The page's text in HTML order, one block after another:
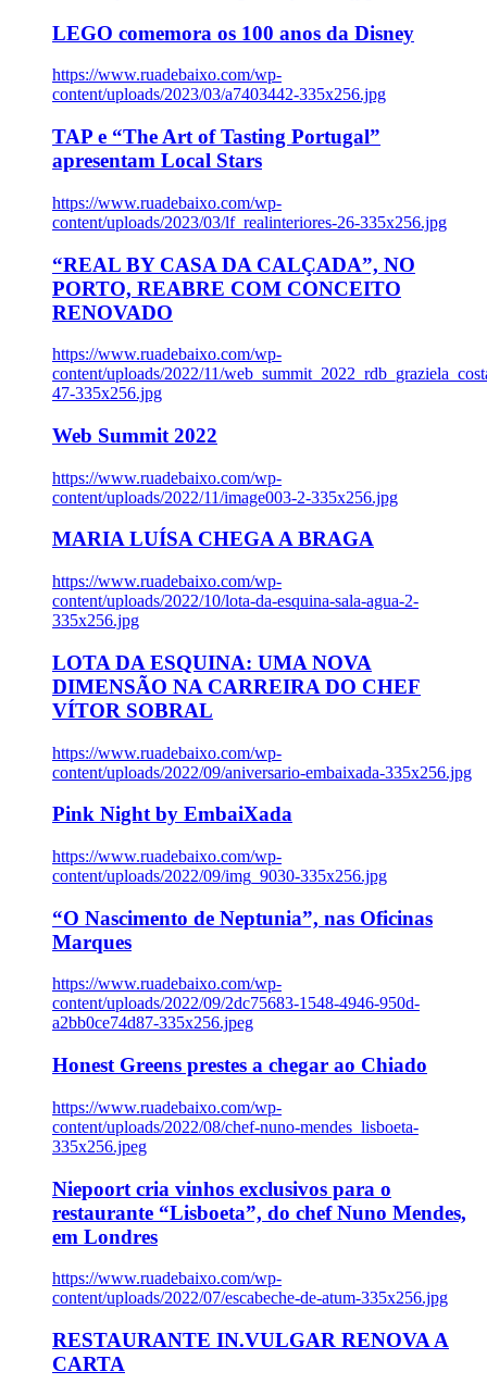
LEGO comemora os 100 anos da Disney
https://www.ruadebaixo.com/wp-
content/uploads/2023/03/a7403442-335x256.jpg
TAP e “The Art of Tasting Portugal”
apresentam Local Stars
https://www.ruadebaixo.com/wp-
content/uploads/2023/03/lf_realinteriores-26-335x256.jpg
“REAL BY CASA DA CALÇADA”, NO
PORTO, REABRE COM CONCEITO
RENOVADO
https://www.ruadebaixo.com/wp-
content/uploads/2022/11/
47-335x256.jpg
Web Summit 2022
https://www.ruadebaixo.com/wp-
content/uploads/2022/11/image003-2-335x256.jpg
MARIA LUÍSA CHEGA A BRAGA
https://www.ruadebaixo.com/wp-
content/uploads/2022/10/lota-da-esquina-sala-agua-2-
335x256.jpg
LOTA DA ESQUINA: UMA NOVA
DIMENSÃO NA CARREIRA DO CHEF
VÍTOR SOBRAL
https://www.ruadebaixo.com/wp-
content/uploads/2022/09/aniversario-embaixada-335x256.jpg
Pink Night by EmbaiXada
https://www.ruadebaixo.com/wp-
content/uploads/2022/09/img_9030-335x256.jpg
“O Nascimento de Neptunia”, nas Oficinas
Marques
https://www.ruadebaixo.com/wp-
content/uploads/2022/09/2dc75683-1548-4946-950d-
a2bb0ce74d87-335x256.jpeg
Honest Greens prestes a chegar ao Chiado
https://www.ruadebaixo.com/wp-
content/uploads/2022/08/chef-nuno-mendes_lisboeta-
335x256.jpeg
Niepoort cria vinhos exclusivos para o
restaurante “Lisboeta”, do chef Nuno Mendes,
em Londres
https://www.ruadebaixo.com/wp-
content/uploads/2022/07/escabeche-de-atum-335x256.jpg
RESTAURANTE IN.VULGAR RENOVA A
CARTA